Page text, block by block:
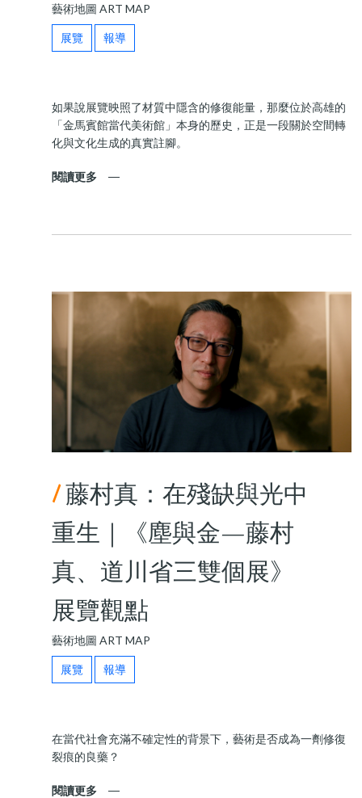
藝術地圖 ART MAP
展覽 報導
如果說展覽映照了材質中隱含的修復能量，那麼位於高雄的
「金馬賓館當代美術館」本身的歷史，正是一段關於空間轉
化與文化生成的真實註腳。
閱讀更多
/藤村真：在殘缺與光中
重生｜《塵與金—藤村
真、道川省三雙個展》
展覽觀點
藝術地圖 ART MAP
展覽 報導
在當代社會充滿不確定性的背景下，藝術是否成為一劑修復
裂痕的良藥？
閱讀更多